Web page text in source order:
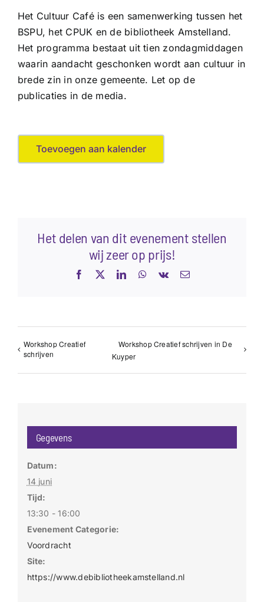
Het Cultuur Café is een samenwerking tussen het
BSPU, het CPUK en de bibliotheek Amstelland.
Het programma bestaat uit tien zondagmiddagen
waarin aandacht geschonken wordt aan cultuur in
brede zin in onze gemeente. Let op de
publicaties in de media.
Toevoegen aan kalender
Het delen van dit evenement stellen
wij zeer op prijs!
Facebook LinkedInWhatsApp
Vk
E-
Workshop Creatief
schrijven
Workshop Creatief schrijven in De
Kuyper
Gegevens
Datum:
14 juni
Tijd:
13:30 - 16:00
Evenement Categorie:
Voordracht
Site:
https://www.debibliotheekamstelland.nl